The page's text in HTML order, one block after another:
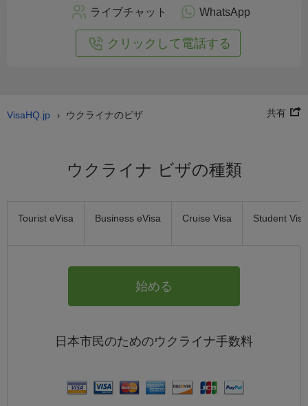
ライブチャット WhatsApp
クリックして電話する
VisaHQ.jp › ウクライナのビザ 共有
ウクライナ ビザの種類
Tourist eVisa Business eVisa Cruise Visa Student Visa
始める
日本市民のためのウクライナ手数料